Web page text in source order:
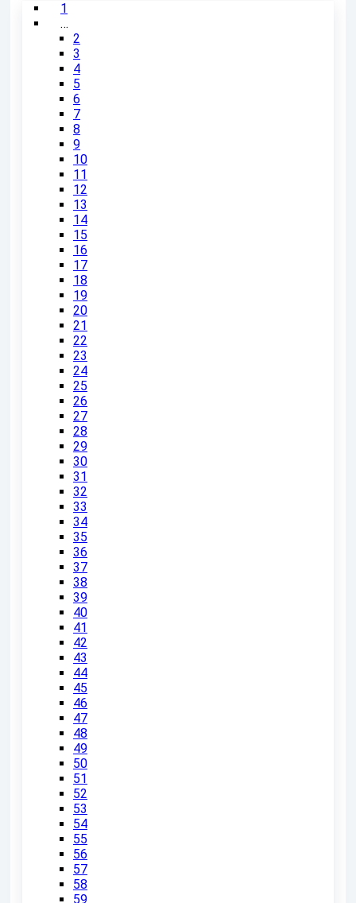
1
…
2
3
4
5
6
7
8
9
10
11
12
13
14
15
16
17
18
19
20
21
22
23
24
25
26
27
28
29
30
31
32
33
34
35
36
37
38
39
40
41
42
43
44
45
46
47
48
49
50
51
52
53
54
55
56
57
58
59